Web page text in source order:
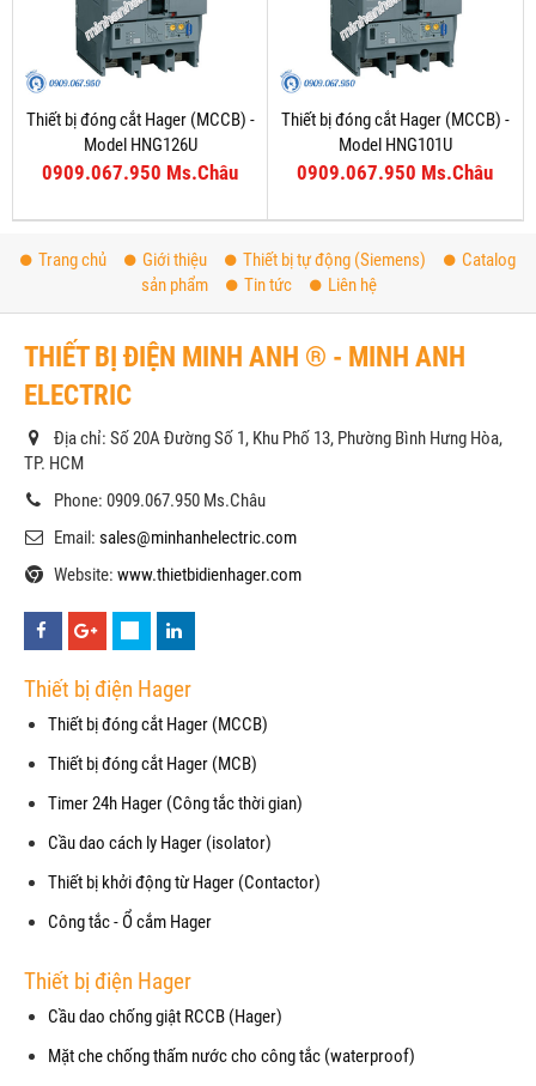
Thiết bị đóng cắt Hager (MCCB) -
Model HNG126U
0909.067.950 Ms.Châu
Thiết bị đóng cắt Hager (MCCB) -
Model HNG101U
0909.067.950 Ms.Châu
Trang chủ Giới thiệu Thiết bị tự động (Siemens)
Catalog
sản phẩm
Tin tức Liên hệ
THIẾT BỊ ĐIỆN MINH ANH ® - MINH ANH
ELECTRIC
Địa chỉ: Số 20A Đường Số 1, Khu Phố 13, Phường Bình Hưng Hòa,
TP. HCM
Phone: 0909.067.950 Ms.Châu
Email: sales@minhanhelectric.com
Website: www.thietbidienhager.com
Thiết bị điện Hager
Thiết bị đóng cắt Hager (MCCB)
Thiết bị đóng cắt Hager (MCB)
Timer 24h Hager (Công tắc thời gian)
Cầu dao cách ly Hager (isolator)
Thiết bị khởi động từ Hager (Contactor)
Công tắc - Ổ cắm Hager
Thiết bị điện Hager
Cầu dao chống giật RCCB (Hager)
Mặt che chống thấm nước cho công tắc (waterproof)